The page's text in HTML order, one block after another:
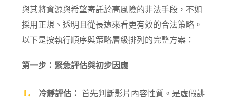
與其將資源與希望寄託於高風險的非法手段，不如
採用正規、透明且從長遠來看更有效的合法策略。
以下是按執行順序與策略層級排列的完整方案：
第一步：緊急評估與初步因應
冷靜評估： 首先判斷影片內容性質。是虛假誹